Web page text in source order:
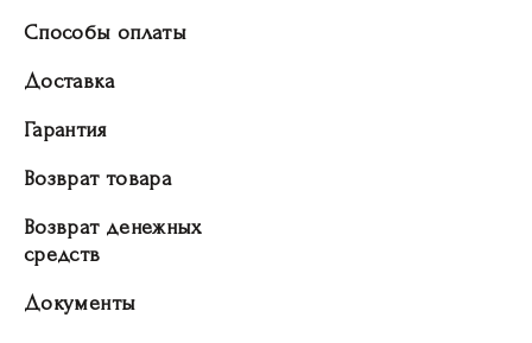
Способы оплаты
Доставка
Гарантия
Возврат товара
Возврат денежных
средств
Документы